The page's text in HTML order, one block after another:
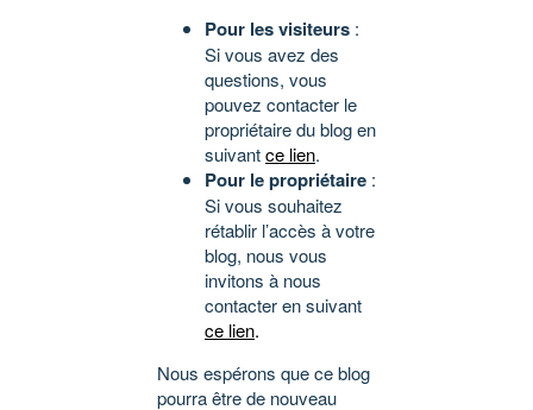
Pour les visiteurs :
Si vous avez des
questions, vous
pouvez contacter le
propriétaire du blog en
suivantce lien.
Pour le propriétaire :
Si vous souhaitez
rétablir l’accès à votre
blog, nous vous
invitons à nous
contacter en suivant
ce lien.
Nous espérons que ce blog
pourra être de nouveau